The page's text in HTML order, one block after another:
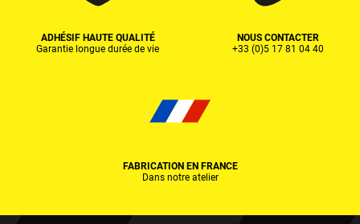
ADHÉSIF HAUTE QUALITÉ
Garantie longue durée de vie
NOUS CONTACTER
+33 (0)5 17 81 04 40
FABRICATION EN FRANCE
Dans notre atelier